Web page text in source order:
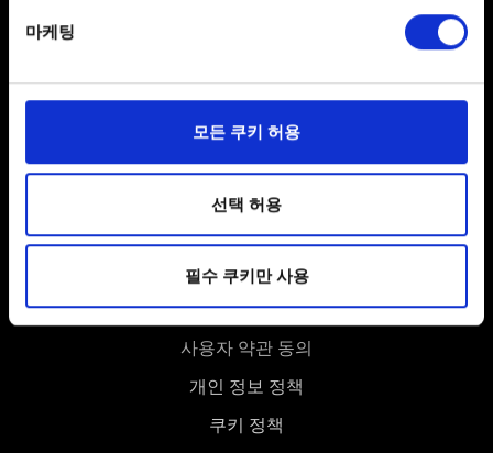
Find out more about how your personal data is processed
일부 쿠키는 웹 사이트를 정상적으로 이용하기 위해
관련 기술적 피드백을 제공하여 사용자의 웹사이트 이용
환경을 개선하기 위해 사용됩니다. 예를 들어, 소셜
파악하기 위해 쿠키의 일부를 저희 파트너와 공유할 수도
있습니다. 물론, 이처럼 선택적으로 쿠키를 사용할
경우에는 사용자의 동의를 구할 것입니다.
쿠키 사용에 관한 세부 사항이나 관련 설정은 아래의
"Settings" 메뉴에서 확인할 수 있습니다.
마케팅
모든 쿠키 허용
선택 허용
필수 쿠키만 사용
한국어
SNS 접속
사용자 약관 동의
개인 정보 정책
쿠키 정책